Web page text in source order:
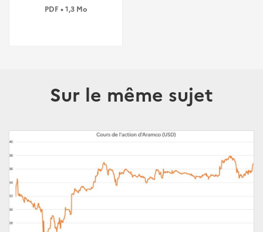
PDF • 1,3 Mo
Sur le même sujet